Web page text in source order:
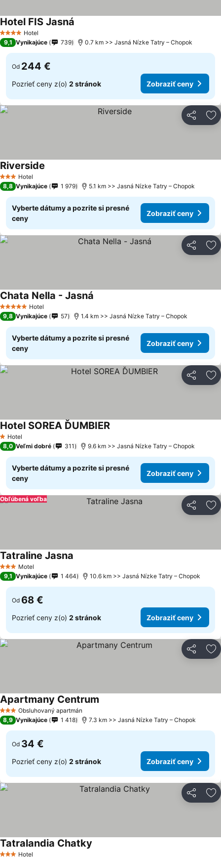
4 Počet hviezdičiek
Hotel
Hotel FIS Jasná
9,1 Vynikajúce 739 0.7 km >> Jasná Nízke Tatry – Chopok
Od 244 €
Pozrieť ceny z(o) 2 stránok Zobraziť ceny
Zdieľať
3 Počet hviezdičiek
Hotel
Riverside
8,8 Vynikajúce 1 979 5.1 km >> Jasná Nízke Tatry – Chopok
Vyberte dátumy a pozrite si presné
ceny
Zobraziť ceny
Zdieľať
5 Počet hviezdičiek
Hotel
Chata Nella - Jasná
9,8 Vynikajúce 57 1.4 km >> Jasná Nízke Tatry – Chopok
Vyberte dátumy a pozrite si presné
ceny
Zobraziť ceny
Zdieľať
1 Počet hviezdičiek
Hotel
Hotel SOREA ĎUMBIER
8,0 Veľmi dobré 311 9.6 km >> Jasná Nízke Tatry – Chopok
Vyberte dátumy a pozrite si presné
ceny
Zobraziť ceny
Zdieľať
Obľúbená voľba
3 Počet hviezdičiek
Motel
Tatraline Jasna
9,1 Vynikajúce 1 464 10.6 km >> Jasná Nízke Tatry – Chopok
Od 68 €
Pozrieť ceny z(o) 2 stránok Zobraziť ceny
Zdieľať
3 Počet hviezdičiek
Obsluhovaný apartmán
Apartmany Centrum
8,9 Vynikajúce 1 418 7.3 km >> Jasná Nízke Tatry – Chopok
Od 34 €
Pozrieť ceny z(o) 2 stránok Zobraziť ceny
Zdieľať
Hotel
Tatralandia Chatky